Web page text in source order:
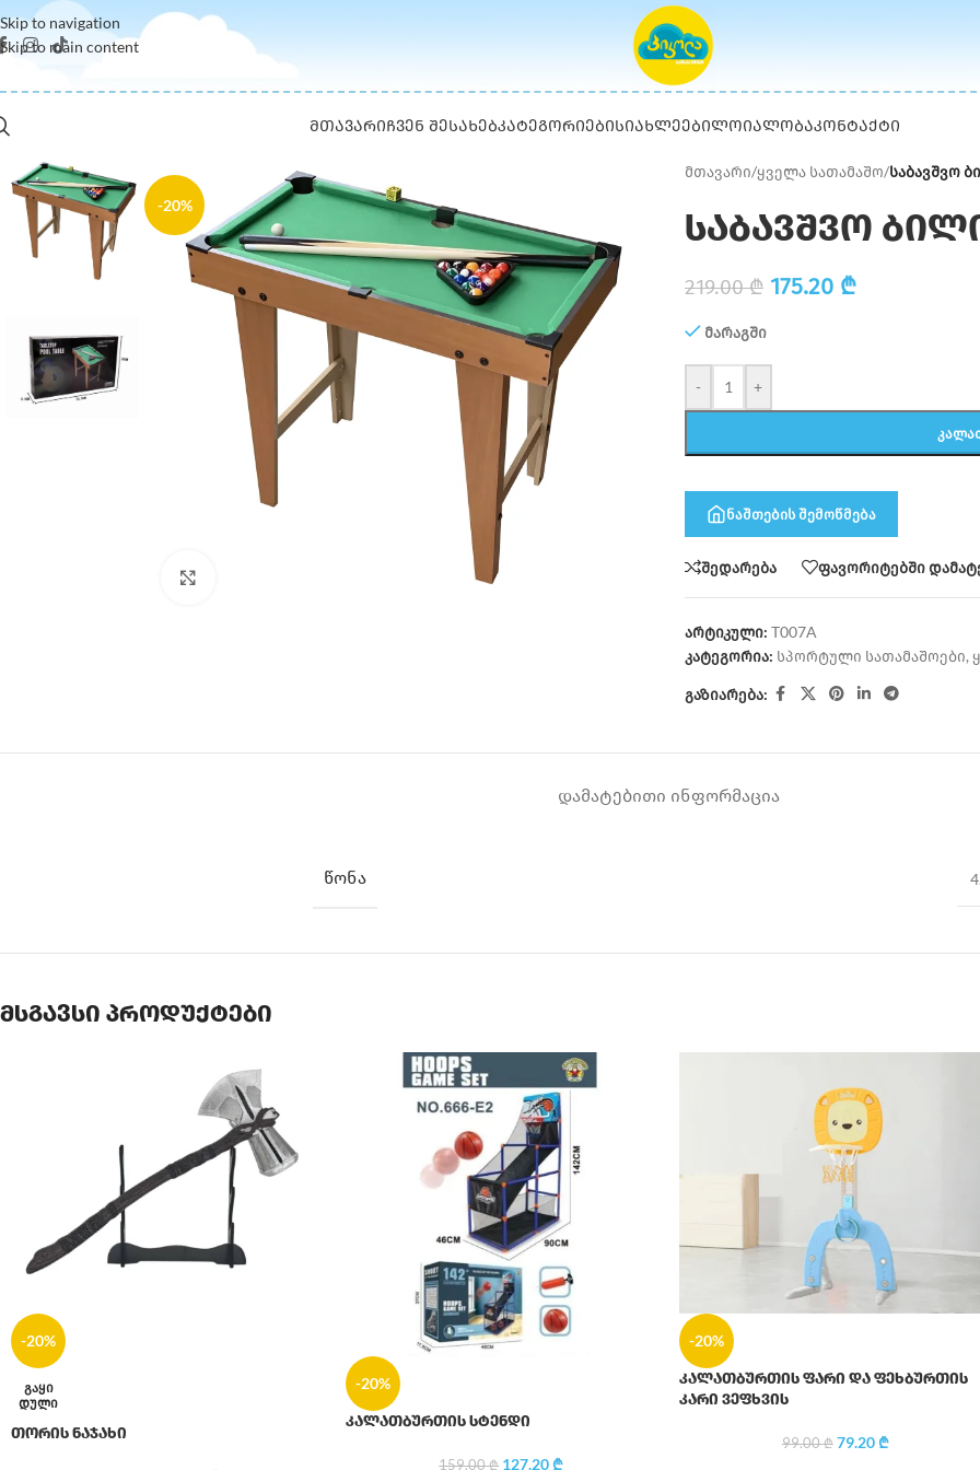
Skip to navigation
Skip to main content
ᲛᲗᲐᲕᲐᲠᲘᲩᲕᲔᲜ ᲨᲔᲡᲐᲮᲔᲑᲙᲐᲢᲔᲒᲝᲠᲘᲔᲑᲘᲡᲘᲐᲮᲚᲔᲔᲑᲘᲚᲝᲘᲐᲚᲝᲑᲐᲙᲝᲜᲢᲐᲥᲢᲘ
-20%
მთავარი/ყველა სათამაშო/საბავშვო
საბავშვო
219.00₾ 175.20 ₾
მარაგში
- +
ნაშთების შემოწმება
შედარება ფავორიტებში
არტიკული: T007A
კატეგორია: სპორტული სათამაშოები,
გაზიარება:
ᲓᲐᲛᲐᲢᲔᲑᲘᲗᲘ ᲘᲜᲤᲝᲠᲛᲐᲪᲘᲐ
ᲬᲝᲜᲐ
მსგავსი პროდუქტები
-20%
ᲒᲐᲧᲘ
ᲓᲣᲚᲘ
თორის ნაჯახი
-20%
კალათბურთის სტენდი
159.00₾ 127.20₾
-20%
კალათბურთის ფარი და ფეხბურთის
კარი ვეფხვის
99.00₾ 79.20₾